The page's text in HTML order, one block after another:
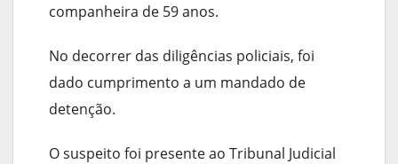
companheira de 59 anos.
No decorrer das diligências policiais, foi
dado cumprimento a um mandado de
detenção.
O suspeito foi presente ao Tribunal Judicial